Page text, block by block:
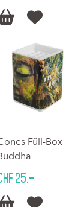

Füll-Box
25.–
